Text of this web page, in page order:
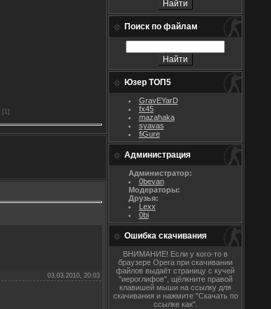
[1]
03.03.2010, 20:03
Поиск по файлам
Юзер ТОП5
GravEYarD
fx45
mazahaka
syavas
fiGure
Администрация
Администратор:
0bevan
Модераторы:
Друзья:
Lexx
0bi
Ошибка скачивания
ВНИМАНИЕ! Если у кого-то в
браузере Opera при скачивании
файлов выдаёт страницу с кучей
"иероглифов", щёлкните правой
клавишей мыши на ссылку для
скачивания и нажмите "Скачать по
ссылке как".